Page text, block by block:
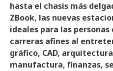
hasta el chasis más
ZBook, las nuevas
ideales para las
carreras afines al
gráfico, CAD,
manufactura, finanzas,